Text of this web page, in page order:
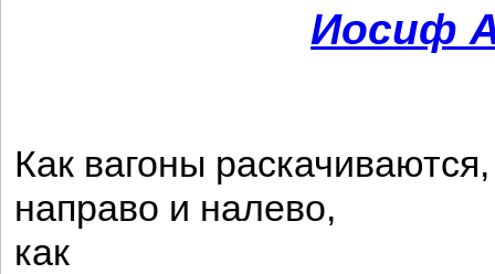
Иосиф
Как вагоны раскачиваются,
направо и налево,
как